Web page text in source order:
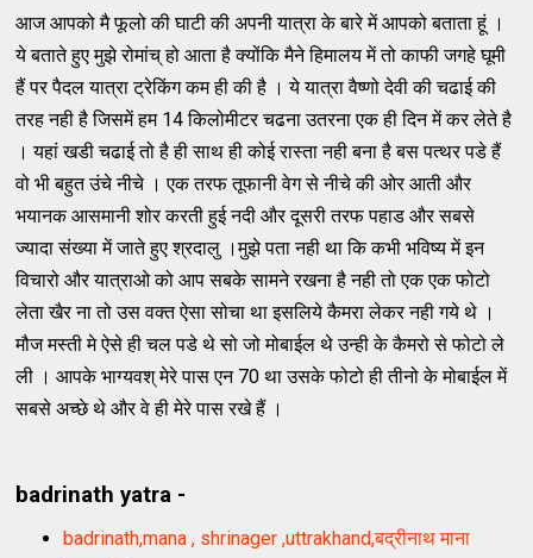
आज आपको मै फूलो की घाटी की अपनी यात्रा के बारे में आपको बताता हूं ।
ये बताते हुए मुझे रोमांच् हो आता है क्योंकि मैने हिमालय में तो काफी जगहे घूमी
हैं पर पैदल यात्रा ट्रेकिंग कम ही की है । ये यात्रा वैष्णो देवी की चढाई की
तरह नही है जिसमें हम 14 किलोमीटर चढना उतरना एक ही दिन में कर लेते है
। यहां खडी चढाई तो है ही साथ ही कोई रास्ता नही बना है बस पत्थर पडे हैं
वो भी बहुत उंचे नीचे । एक तरफ तूफानी वेग से नीचे की ओर आती और
भयानक आसमानी शोर करती हुई नदी और दूसरी तरफ पहाड और सबसे
ज्यादा संख्या में जाते हुए श्रदालु ।मुझे पता नही था कि कभी भविष्य में इन
विचारो और यात्राओ को आप सबके सामने रखना है नही तो एक एक फोटो
लेता खैर ना तो उस वक्त ऐसा सोचा था इसलिये कैमरा लेकर नही गये थे ।
मौज मस्ती मे ऐसे ही चल पडे थे सो जो मोबाईल थे उन्ही के कैमरो से फोटो ले
ली । आपके भाग्यवश् मेरे पास एन 70 था उसके फोटो ही तीनो के मोबाईल में
सबसे अच्छे थे और वे ही मेरे पास रखे हैं ।
badrinath yatra -
badrinath,mana , shrinager ,uttrakhand,बद्रीनाथ माना